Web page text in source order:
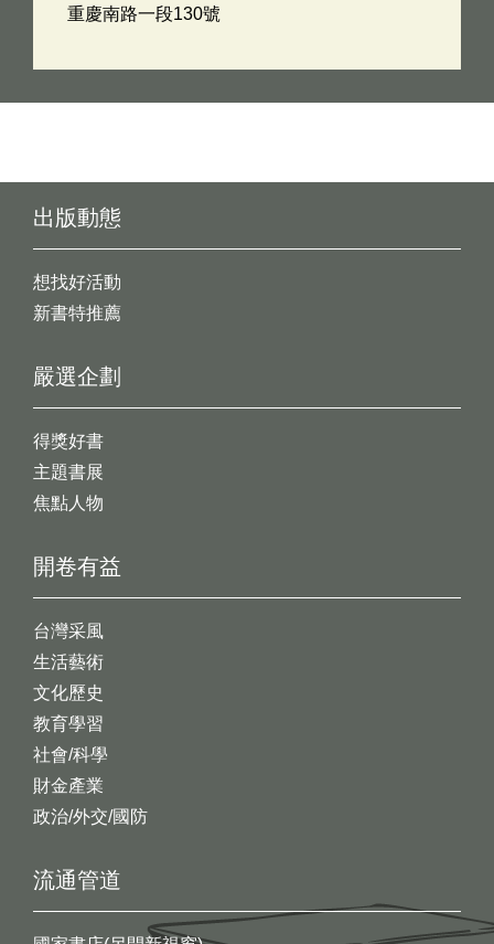
重慶南路一段130號
出版動態
想找好活動
新書特推薦
開卷有益
台灣采風
生活藝術
文化歷史
教育學習
社會/科學
財金產業
政治/外交/國防
嚴選企劃
得獎好書
主題書展
焦點人物
流通管道